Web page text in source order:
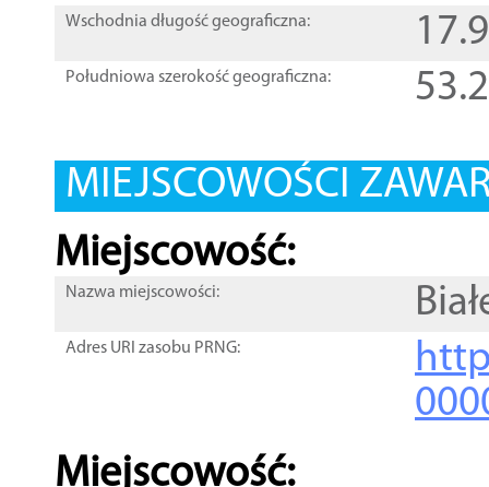
Wschodnia długość geograficzna:
Południowa szerokość geograficzna:
MIEJSCOWOŚCI
Miejscowość:
Nazwa miejscowości:
Adres URI zasobu PRNG:
Miejscowość: